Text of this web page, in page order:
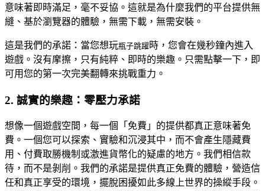
意味著即時滿足，毫不妥協。這就是為什麼我們的平台提供無
縫、基於瀏覽器的體驗，無需下載，無需安裝。
這是我們的承諾：當您想玩瓶子跳躍時，您會在幾秒鐘內進入
遊戲。沒有摩擦，只有純粹、即時的樂趣。只需點擊一下，即
可用您的第一次完美翻轉來挑戰重力。
2. 誠實的樂趣：零壓力承諾
想像一個遊戲空間，每一個「免費」的提供都真正意味著免
費。一個您可以探索、實驗和沉浸其中，而不會產生隱藏費
用、付費取勝機制或激進貨幣化的疑慮的地方。我們相信款
待，而不是剝削。我們的承諾是提供真正免費的體驗，營造信
任和真正享受的環境，擺脫困擾如此多線上世界的操縱手段。